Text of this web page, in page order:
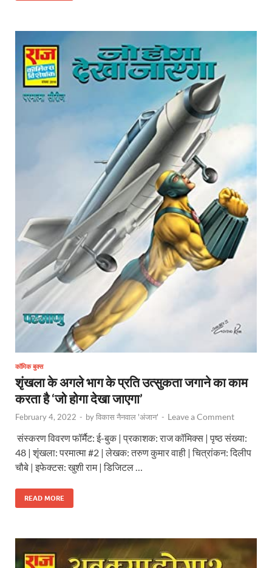
कॉमिक बुक्स
शृंखला के अगले भाग के प्रति उत्सुकता जगाने का काम
करता है ‘जो होगा देखा जाएगा’
February 4, 2022 - byविकास नैनवाल 'अंजान' - Leave a Comment
संस्करण विवरण फॉर्मैट: ई-बुक | प्रकाशक: राज कॉमिक्स | पृष्ठ संख्या:
48 | शृंखला: परमात्मा #2 | लेखक: तरुण कुमार वाही | चित्रांकन: दिलीप
चौबे | इफेक्टस: खुशी राम | डिजिटल …
READ MORE